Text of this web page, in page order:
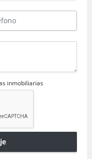
inmobiliarias